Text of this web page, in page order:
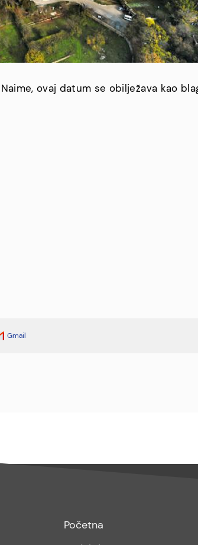
ovaj datum se obilježava kao
Gmail
Footer
Početna